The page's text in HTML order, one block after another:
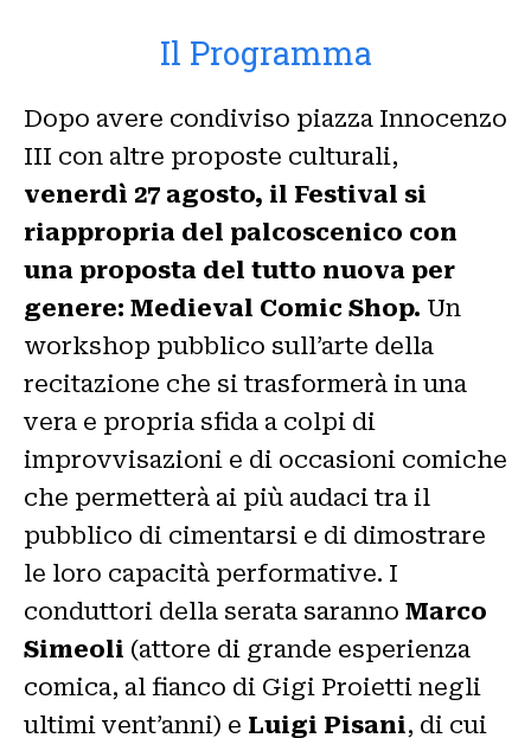
Il Programma
Dopo avere condiviso piazza Innocenzo
III con altre proposte culturali,
venerdì 27 agosto, il Festival si
riappropria del palcoscenico con
una proposta del tutto nuova per
genere: Medieval Comic Shop. Un
workshop pubblico sull’arte della
recitazione che si trasformerà in una
vera e propria sfida a colpi di
improvvisazioni e di occasioni comiche
che permetterà ai più audaci tra il
pubblico di cimentarsi e di dimostrare
le loro capacità performative. I
conduttori della serata saranno Marco
Simeoli (attore di grande esperienza
comica, al fianco di Gigi Proietti negli
ultimi vent’anni) e Luigi Pisani, di cui